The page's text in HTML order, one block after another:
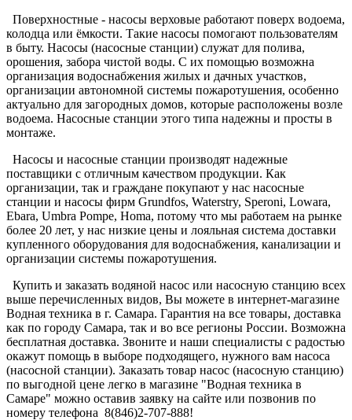
Поверхностные - насосы верховые работают поверх водоема,
колодца или ёмкости. Такие насосы помогают пользователям
в быту. Насосы (насосные станции) служат для полива,
орошения, забора чистой воды. С их помощью возможна
организация водоснабжения жилых и дачных участков,
организации автономной системы пожаротушения, особенно
актуально для загородных домов, которые расположены возле
водоема. Насосные станции этого типа надежны и просты в
монтаже.
Насосы и насосные станции производят надежные
поставщики с отличным качеством продукции. Как
организации, так и граждане покупают у нас насосные
станции и насосы фирм Grundfos, Waterstry, Speroni, Lowara,
Ebara, Umbra Pompe, Homa, потому что мы работаем на рынке
более 20 лет, у нас низкие цены и лояльная система доставки
купленного оборудования для водоснабжения, канализации и
организации системы пожаротушения.
Купить и заказать водяной насос или насосную станцию всех
выше перечисленных видов, Вы можете в интернет-магазине
Водная техника в г. Самара. Гарантия на все товары, доставка
как по городу Самара, так и во все регионы России. Возможна
бесплатная доставка. Звоните и наши специалисты с радостью
окажут помощь в выборе подходящего, нужного вам насоса
(насосной станции). Заказать товар насос (насосную станцию)
по выгодной цене легко в магазине "Водная техника в
Самаре" можно оставив заявку на сайте или позвонив по
номеру телефона 8(846)2-707-888!